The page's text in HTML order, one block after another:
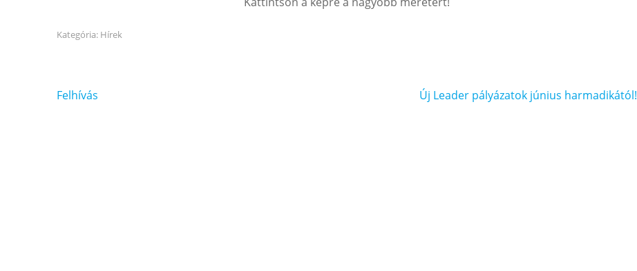
Kategória: Hírek
Bejegyzés
Felhívás Új Leader pályázatok június harmadikától!